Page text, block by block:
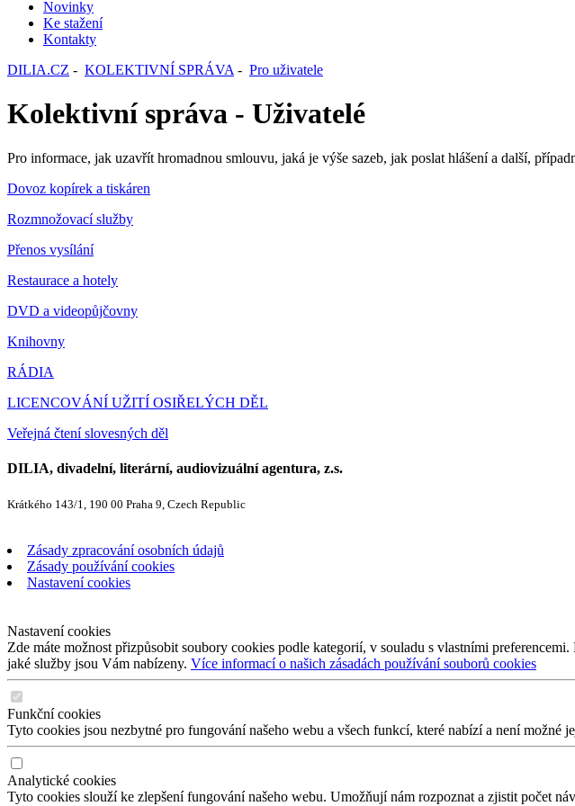
Novinky
Ke stažení
Kontakty
DILIA.CZ - KOLEKTIVNÍ SPRÁVA - Pro uživatele
Kolektivní správa - Uživatelé
Pro informace, jak uzavřít hromadnou smlouvu, jaká je výše sazeb, jak poslat hlášení a další,
Dovoz kopírek a tiskáren
Rozmnožovací služby
Přenos vysílání
Restaurace a hotely
DVD a videopůjčovny
Knihovny
RÁDIA
LICENCOVÁNÍ UŽITÍ OSIŘELÝCH DĚL
Veřejná čtení slovesných děl
DILIA, divadelní, literární, audiovizuální agentura, z.s.
Krátkého 143/1, 190 00 Praha 9, Czech Republic
Zásady zpracování osobních údajů
Zásady používání cookies
Nastavení cookies
Nastavení cookies
Zde máte možnost přizpůsobit soubory cookies podle kategorií, v souladu s vlastními
jaké služby jsou Vám nabízeny. Více informací o našich zásadách používání souborů cookies
Funkční cookies
Tyto cookies jsou nezbytné pro fungování našeho webu a všech funkcí, které nabízí a není možné
Analytické cookies
Tyto cookies slouží ke zlepšení fungování našeho webu. Umožňují nám rozpoznat a zjistit počet